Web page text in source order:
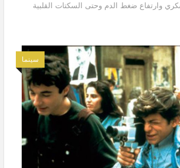
وارتفاع ضغط الدم وحتى السكتات القلبية
سينما